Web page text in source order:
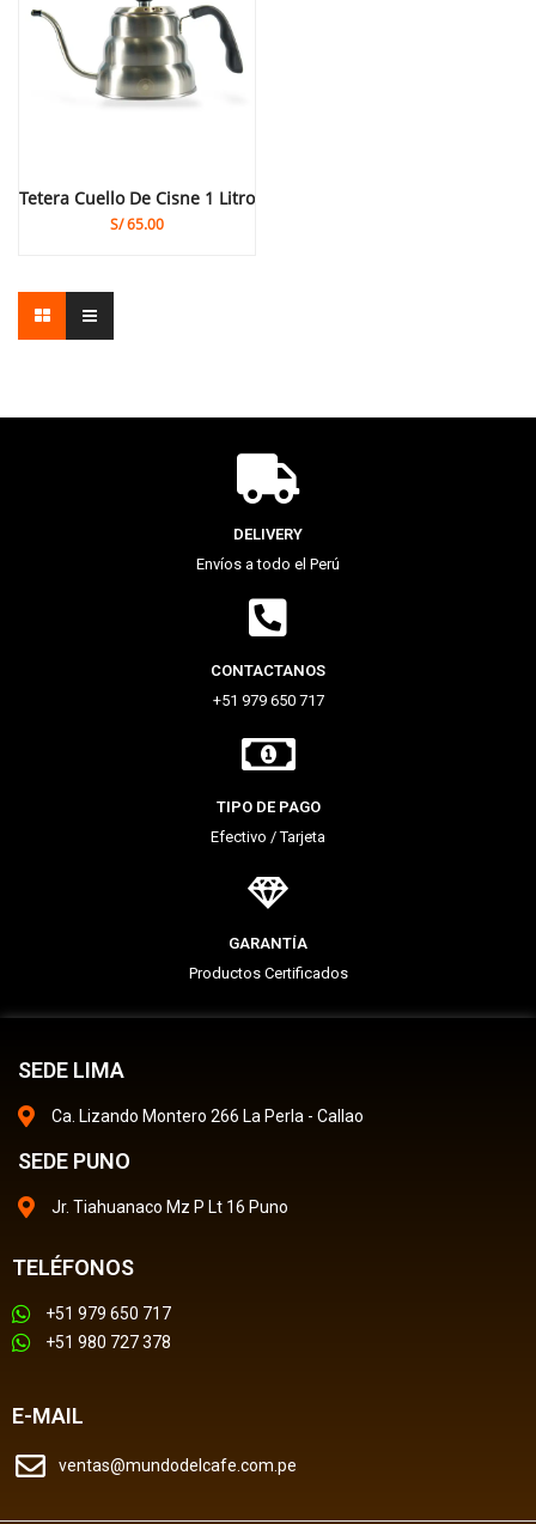
Tetera Cuello De Cisne 1 Litro
S/65.00
DELIVERY
Envíos a todo el Perú
CONTACTANOS
+51 979 650 717
TIPO DE PAGO
Efectivo / Tarjeta
GARANTÍA
Productos Certificados
SEDE LIMA
Ca. Lizando Montero 266 La Perla - Callao
SEDE PUNO
Jr. Tiahuanaco Mz P Lt 16 Puno
TELÉFONOS
+51 979 650 717
+51 980 727 378
E-MAIL
ventas@mundodelcafe.com.pe